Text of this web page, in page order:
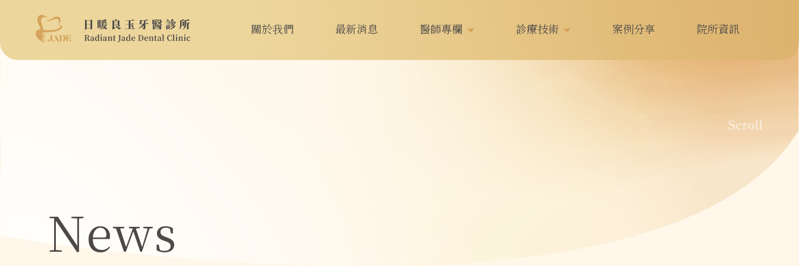
關於我們 最新消息 醫師專欄 診療技術 案例分享 院所資訊
News